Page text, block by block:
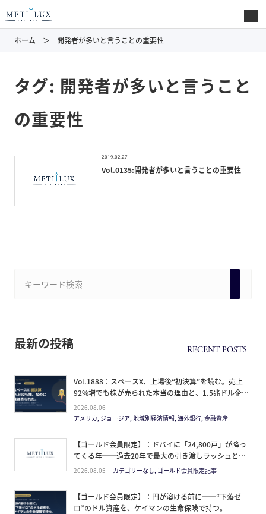
ホーム 開発者が多いと言うことの重要性
タグ: 開発者が多いと言うこと
の重要性
2019.02.27
Vol.0135:開発者が多いと言うことの重要性
最新の投稿
Vol.1888：スペースX、上場後“初決算”を読む。売上
92%増でも株が売られた本当の理由と、1.5兆ドル企業
の買い方。
2026.08.06
アメリカ, ジョージア, 地域別経済情報, 海外銀行, 金融資産
【ゴールド会員限定】：ドバイに「24,800戸」が降っ
てくる年──過去20年で最大の引き渡しラッシュと、
ミサイルが崩した“安全神話”。2027年の供給ピーク
2026.08.05 カテゴリーなし, ゴールド会員限定記事
【ゴールド会員限定】：円が溶ける前に──“下落ゼ
ロ”のドル資産を、ケイマンの生命保険で持つ。